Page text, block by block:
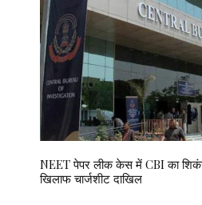
NEET पेपर लीक केस में CBI का
खिलाफ चार्जशीट दाखिल